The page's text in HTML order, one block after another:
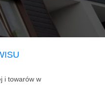
i towarów w